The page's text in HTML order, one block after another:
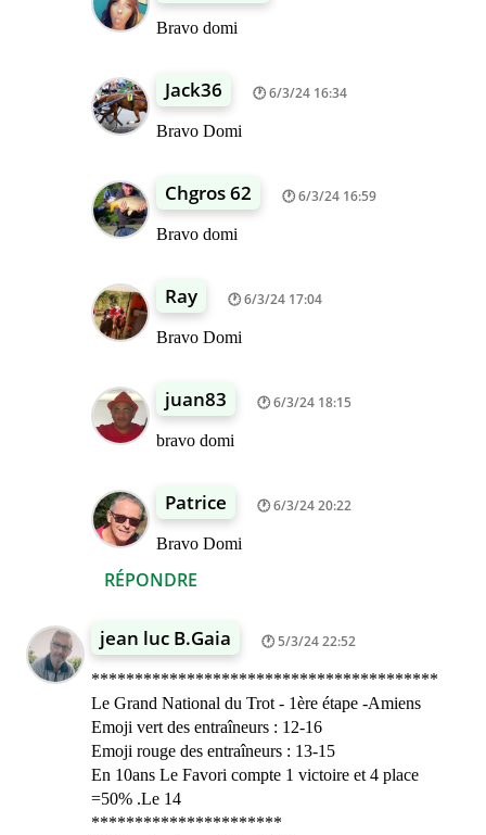
RÉPONDRE
Bravo domi
Jack36 6/3/24 16:34
Bravo Domi
Chgros 62 6/3/24 16:59
Bravo domi
Ray 6/3/24 17:04
Bravo Domi
juan83 6/3/24 18:15
bravo domi
Patrice 6/3/24 20:22
Bravo Domi
jean luc B.Gaia 5/3/24 22:52
****************************************
Le Grand National du Trot - 1ère étape -Amiens
Emoji vert des entraîneurs : 12-16
Emoji rouge des entraîneurs : 13-15
En 10ans Le Favori compte 1 victoire et 4 place
=50% .Le 14
**********************